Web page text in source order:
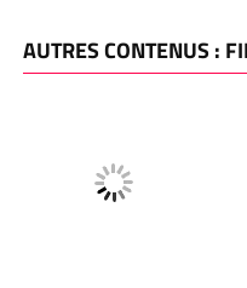
AUTRES CONTENUS :